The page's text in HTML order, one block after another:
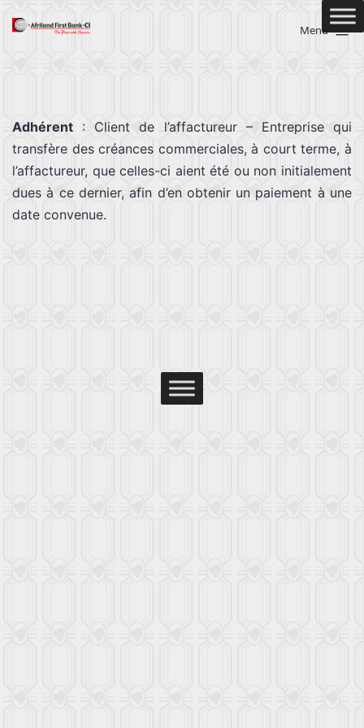
Menu
Adhérent : Client de l’affactureur – Entreprise qui
transfère des créances commerciales, à court terme, à
l’affactureur, que celles-ci aient été ou non initialement
dues à ce dernier, afin d’en obtenir un paiement à une
date convenue.